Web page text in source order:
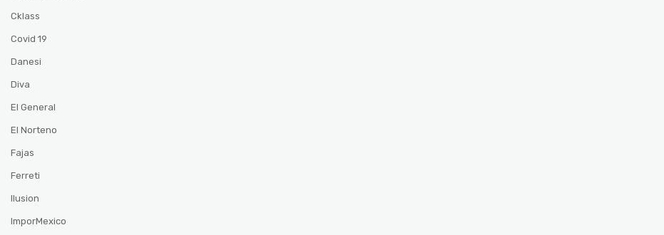
Cklass
Covid 19
Danesi
Diva
El General
El Norteno
Fajas
Ferreti
Ilusion
ImporMexico